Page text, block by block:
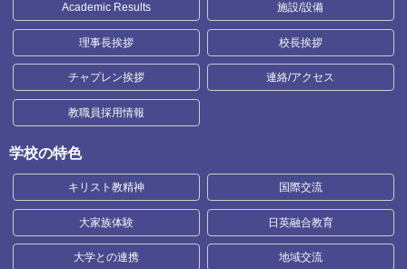
Academic Results 施設/設備
理事長挨拶 校長挨拶
チャプレン挨拶 連絡/アクセス
教職員採用情報
学校の特色
キリスト教精神 国際交流
大家族体験 日英融合教育
大学との連携 地域交流